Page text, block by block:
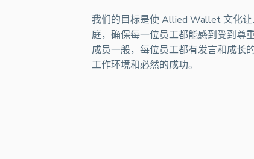
我们的目标是使 Allied Wallet 文化
庭，确保每一位员工都能感到受到尊
成员一般，每位员工都有发言和成长
工作环境和必然的成功。